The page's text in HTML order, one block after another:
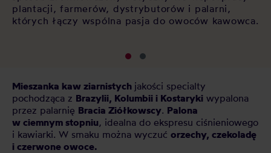
plantacji, farmerów, dystrybutorów i palarni,
których łączy wspólna pasja do owoców kawowca.
Mieszanka kaw ziarnistych jakości specialty
pochodząca z Brazylii, Kolumbii i Kostaryki wypalona
przez palarnię Bracia Ziółkowscy. Palona
w ciemnym stopniu, idealna do ekspresu ciśnieniowego
i kawiarki. W smaku można wyczuć orzechy, czekoladę
i czerwone owoce.